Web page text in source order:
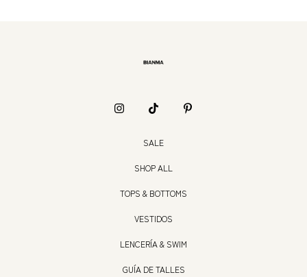
SALE
SHOP ALL
TOPS & BOTTOMS
VESTIDOS
LENCERÍA & SWIM
GUÍA DE TALLES